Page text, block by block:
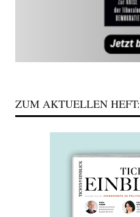
ZUM AKTUELLEN HEFT: